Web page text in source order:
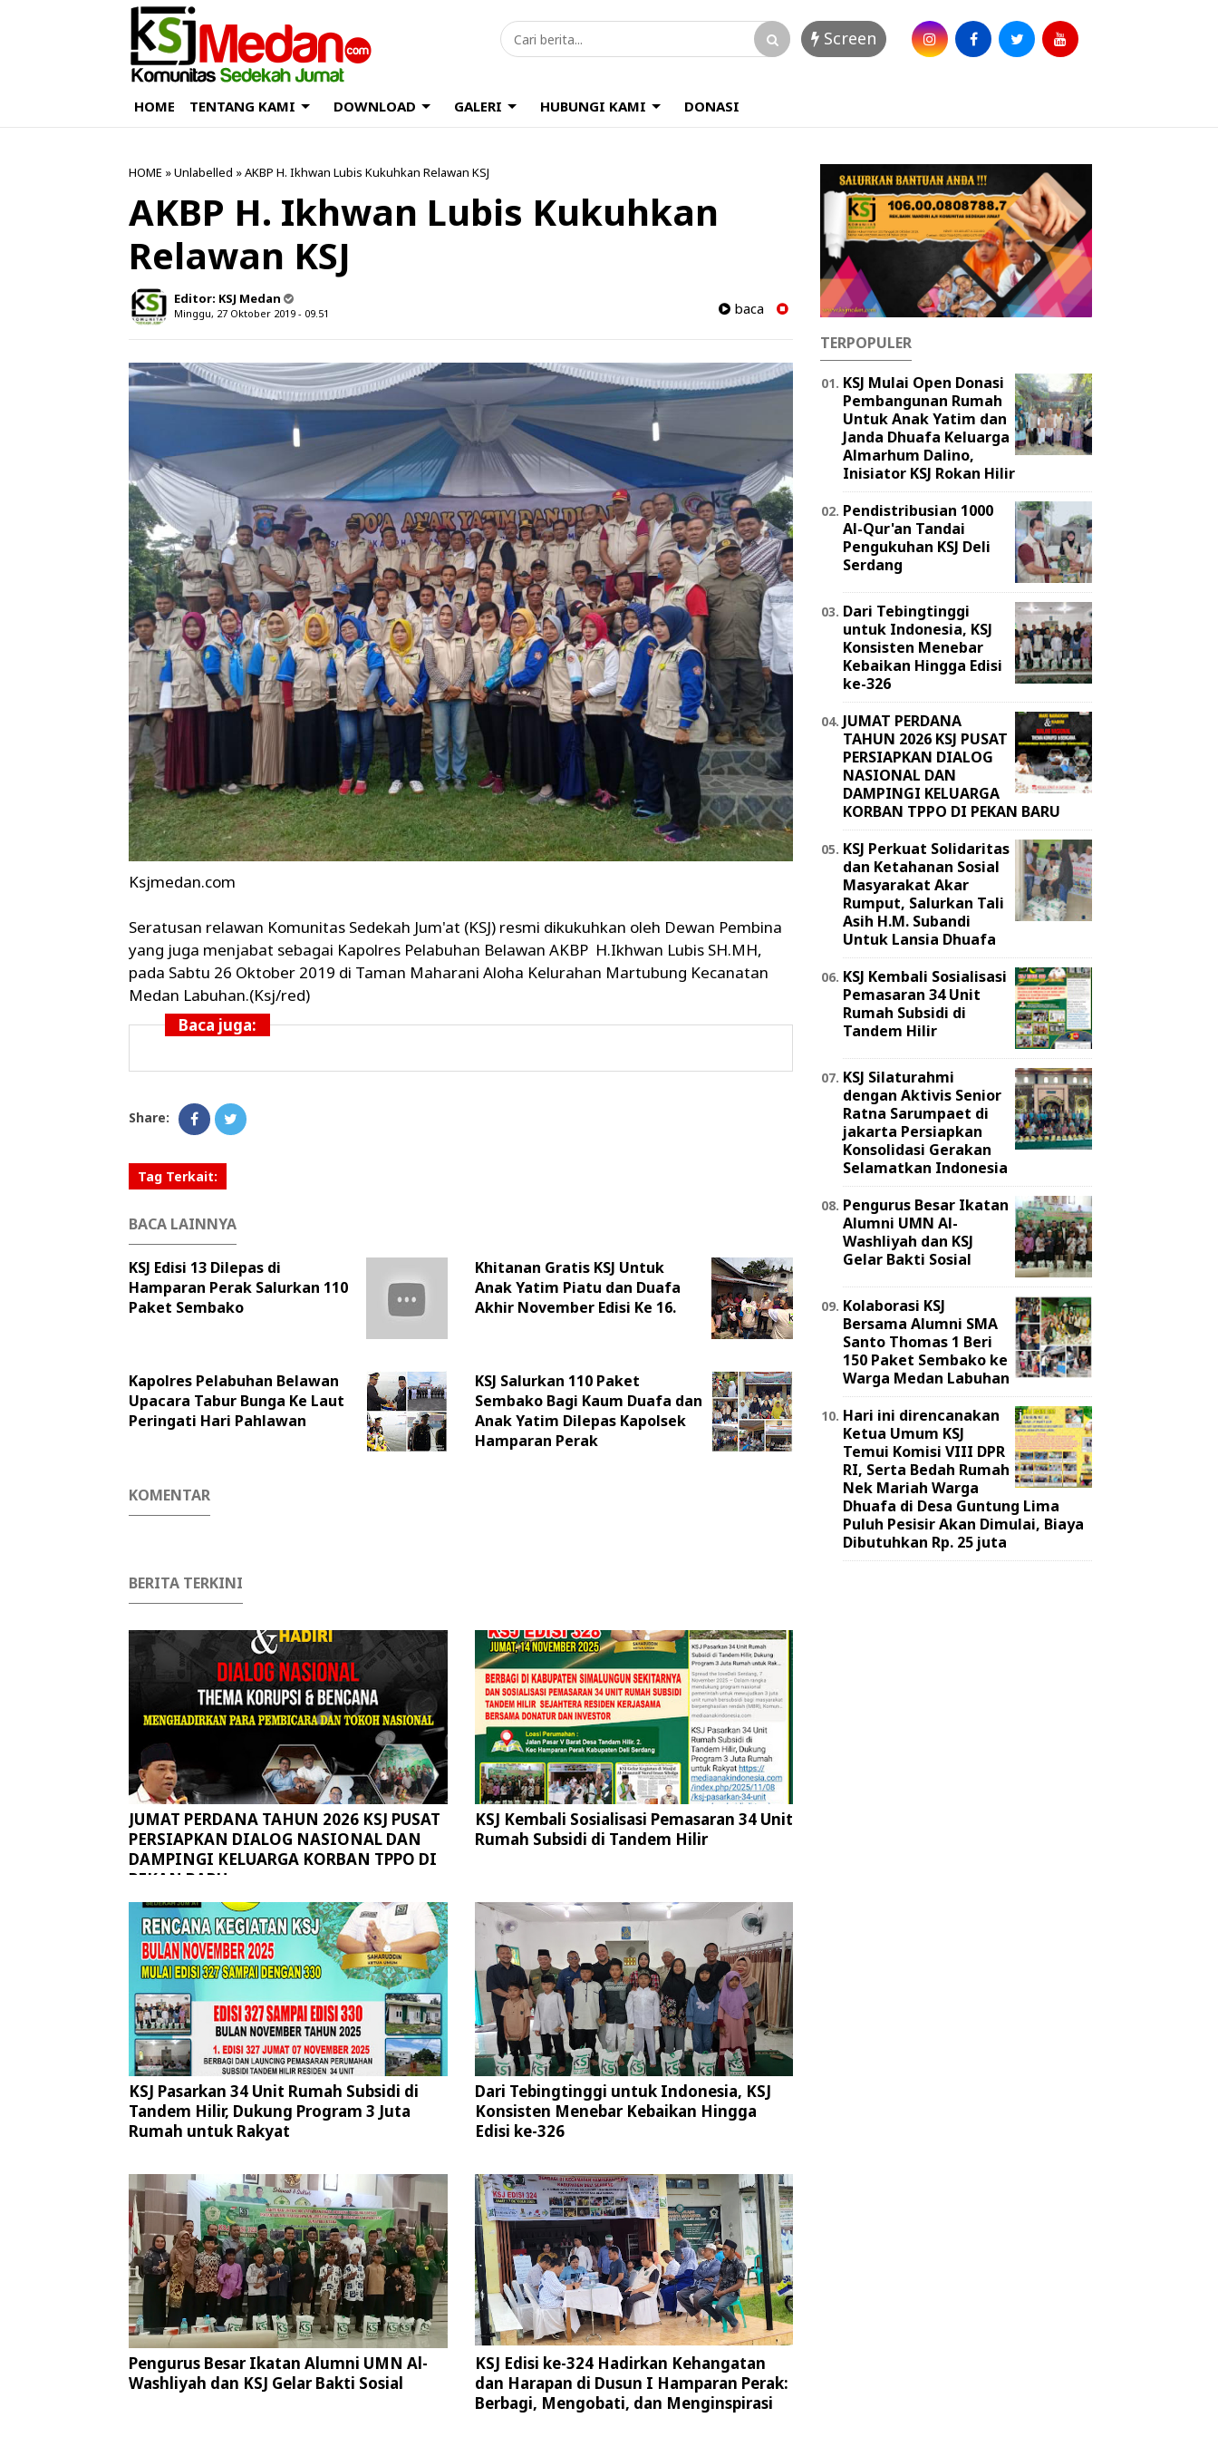
Screen
HOME TENTANG KAMI DOWNLOAD GALERI HUBUNGI KAMI DONASI
HOME » Unlabelled » AKBP H. Ikhwan Lubis Kukuhkan Relawan KSJ
AKBP H. Ikhwan Lubis Kukuhkan
Relawan KSJ
Editor: KSJ Medan
Minggu, 27 Oktober 2019 - 09.51 baca
Ksjmedan.com
Seratusan relawan Komunitas Sedekah Jum'at (KSJ) resmi dikukuhkan oleh Dewan Pembina
yang juga menjabat sebagai Kapolres Pelabuhan Belawan AKBP H.Ikhwan Lubis SH.MH,
pada Sabtu 26 Oktober 2019 di Taman Maharani Aloha Kelurahan Martubung Kecanatan
Medan Labuhan.(Ksj/red)
Baca juga:
Share:
Tag Terkait:
BACA LAINNYA
KSJ Edisi 13 Dilepas di
Hamparan Perak Salurkan 110
Paket Sembako
Khitanan Gratis KSJ Untuk
Anak Yatim Piatu dan Duafa
Akhir November Edisi Ke 16.
Kapolres Pelabuhan Belawan
Upacara Tabur Bunga Ke Laut
Peringati Hari Pahlawan
KSJ Salurkan 110 Paket
Sembako Bagi Kaum Duafa dan
Anak Yatim Dilepas Kapolsek
Hamparan Perak
KOMENTAR
BERITA TERKINI
JUMAT PERDANA TAHUN 2026 KSJ PUSAT
PERSIAPKAN DIALOG NASIONAL DAN
DAMPINGI KELUARGA KORBAN TPPO DI
PEKAN BARU
KSJ Kembali Sosialisasi Pemasaran 34 Unit
Rumah Subsidi di Tandem Hilir
KSJ Pasarkan 34 Unit Rumah Subsidi di
Tandem Hilir, Dukung Program 3 Juta
Rumah untuk Rakyat
Dari Tebingtinggi untuk Indonesia, KSJ
Konsisten Menebar Kebaikan Hingga
Edisi ke-326
Pengurus Besar Ikatan Alumni UMN Al-
Washliyah dan KSJ Gelar Bakti Sosial
KSJ Edisi ke-324 Hadirkan Kehangatan
dan Harapan di Dusun I Hamparan Perak:
Berbagi, Mengobati, dan Menginspirasi
TERPOPULER
KSJ Mulai Open Donasi
Pembangunan Rumah
Untuk Anak Yatim dan
Janda Dhuafa Keluarga
Almarhum Dalino,
Inisiator KSJ Rokan Hilir
Pendistribusian 1000
Al-Qur'an Tandai
Pengukuhan KSJ Deli
Serdang
Dari Tebingtinggi
untuk Indonesia, KSJ
Konsisten Menebar
Kebaikan Hingga Edisi
ke-326
JUMAT PERDANA
TAHUN 2026 KSJ PUSAT
PERSIAPKAN DIALOG
NASIONAL DAN
DAMPINGI KELUARGA
KORBAN TPPO DI PEKAN BARU
KSJ Perkuat Solidaritas
dan Ketahanan Sosial
Masyarakat Akar
Rumput, Salurkan Tali
Asih H.M. Subandi
Untuk Lansia Dhuafa
KSJ Kembali Sosialisasi
Pemasaran 34 Unit
Rumah Subsidi di
Tandem Hilir
KSJ Silaturahmi
dengan Aktivis Senior
Ratna Sarumpaet di
jakarta Persiapkan
Konsolidasi Gerakan
Selamatkan Indonesia
Pengurus Besar Ikatan
Alumni UMN Al-
Washliyah dan KSJ
Gelar Bakti Sosial
Kolaborasi KSJ
Bersama Alumni SMA
Santo Thomas 1 Beri
150 Paket Sembako ke
Warga Medan Labuhan
Hari ini direncanakan
Ketua Umum KSJ
Temui Komisi VIII DPR
RI, Serta Bedah Rumah
Nek Mariah Warga
Dhuafa di Desa Guntung Lima
Puluh Pesisir Akan Dimulai, Biaya
Dibutuhkan Rp. 25 juta